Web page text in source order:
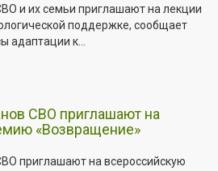
и их семьи приглашают на лекции
поддержке, сообщает
адаптации к...
СВО приглашают на
«Возвращение»
приглашают на всероссийскую